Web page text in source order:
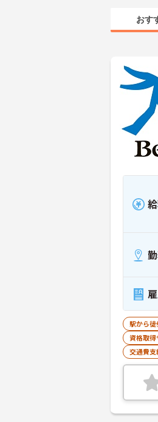
おす
駅から徒
資格取得
交通費支